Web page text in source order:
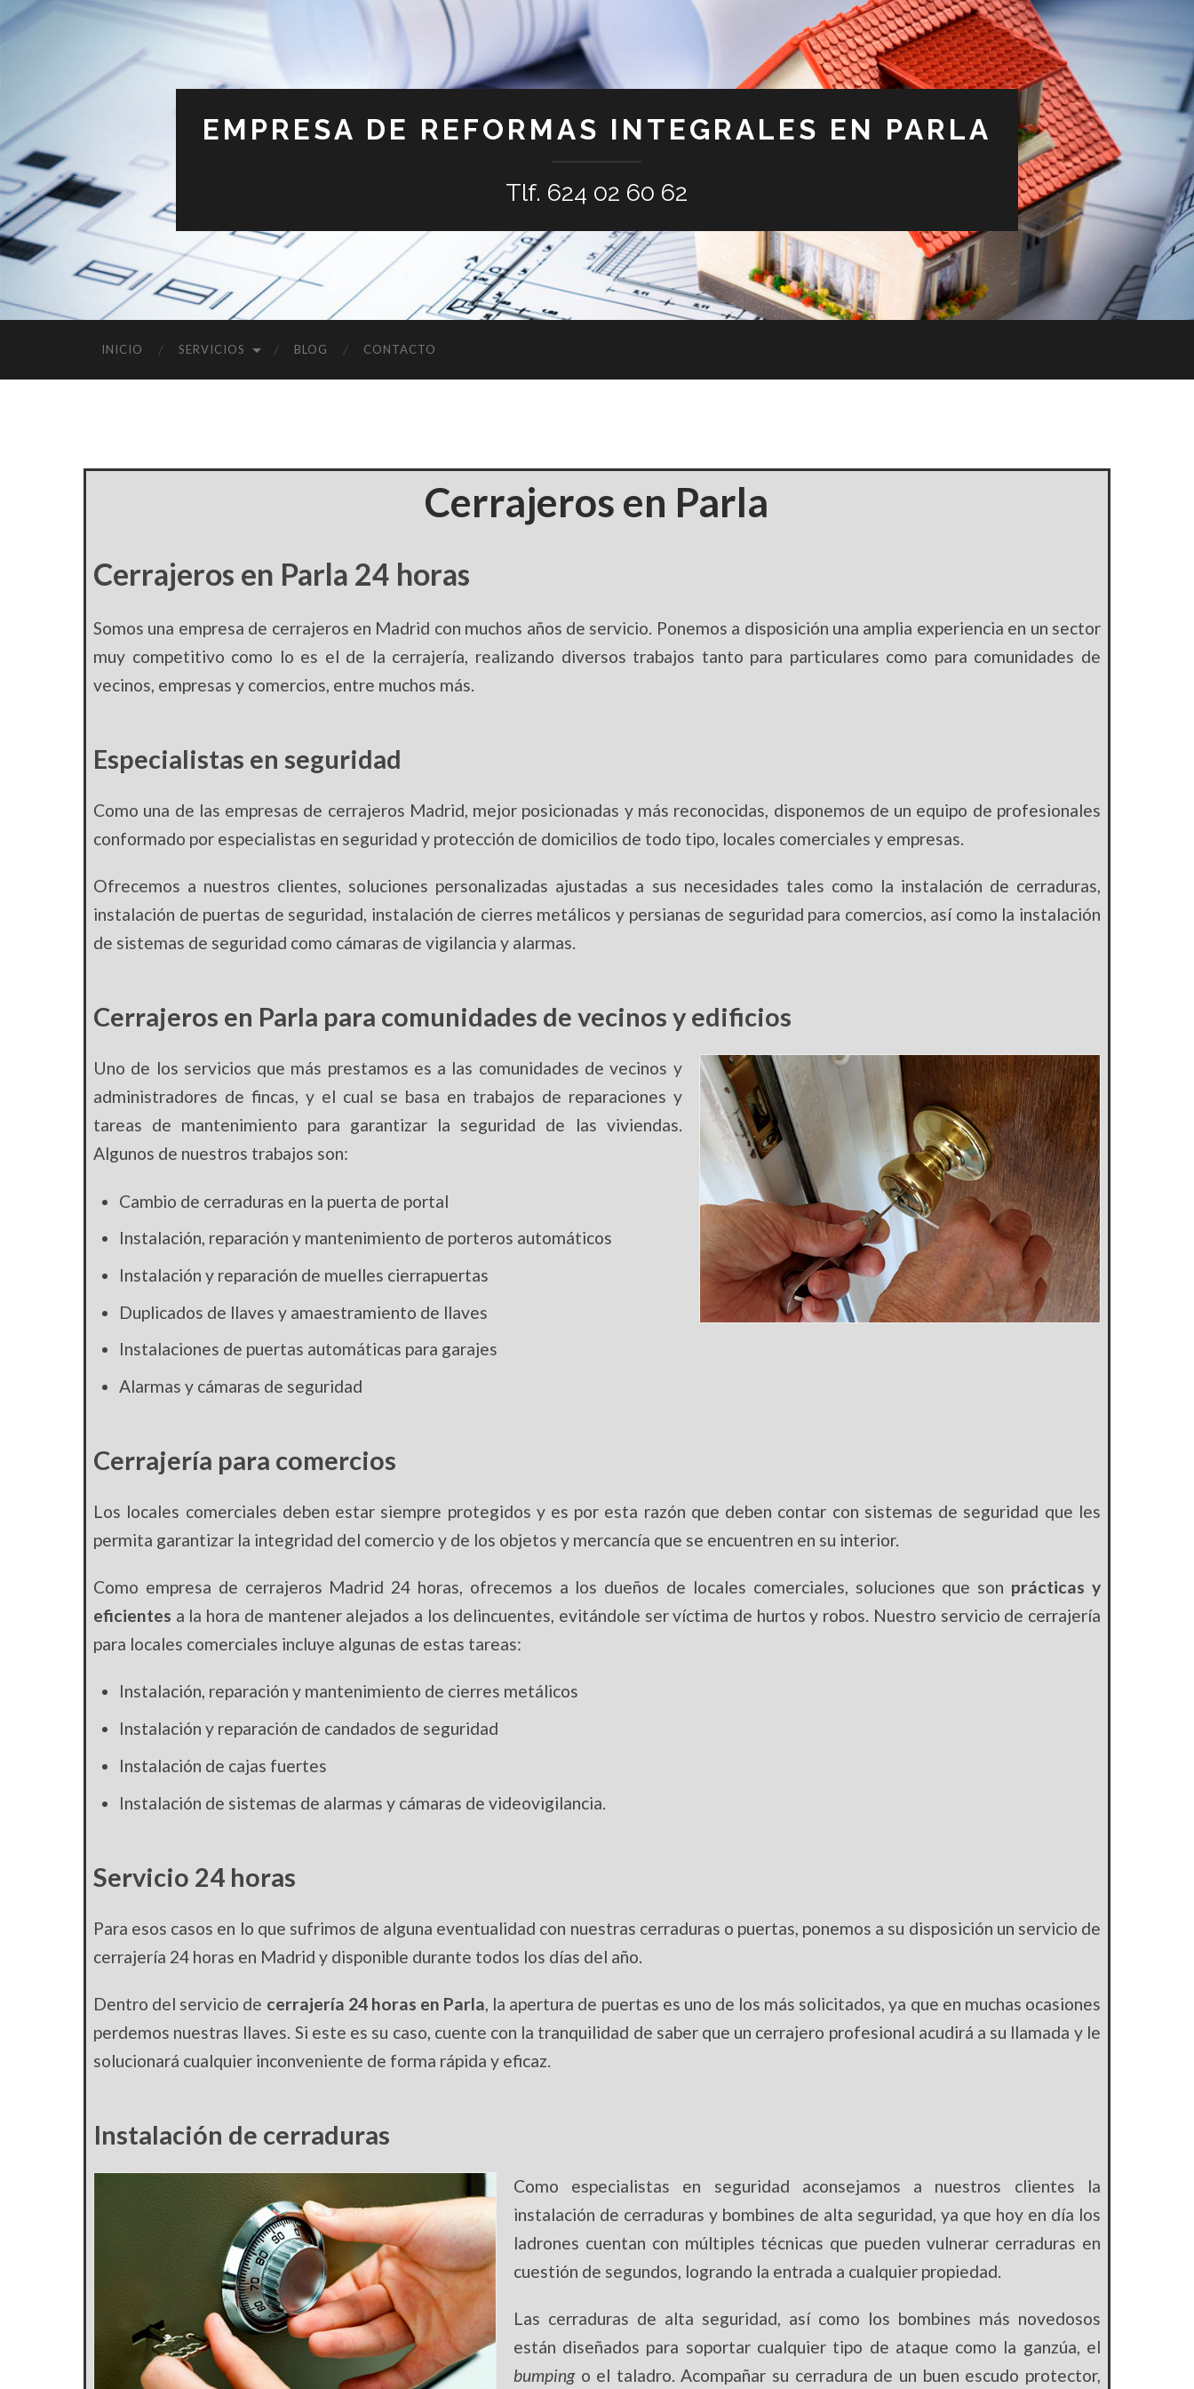
EMPRESA DE REFORMAS INTEGRALES EN PARLA
Tlf. 624 02 60 62
INICIO SERVICIOS BLOG CONTACTO
Cerrajeros en Parla
Cerrajeros en Parla 24 horas
Somos una empresa de cerrajeros en Madrid con muchos años de servicio. Ponemos a disposición una amplia experiencia en un sector
muy competitivo como lo es el de la cerrajería, realizando diversos trabajos tanto para particulares como para comunidades de
vecinos, empresas y comercios, entre muchos más.
Especialistas en seguridad
Como una de las empresas de cerrajeros Madrid, mejor posicionadas y más reconocidas, disponemos de un equipo de profesionales
conformado por especialistas en seguridad y protección de domicilios de todo tipo, locales comerciales y empresas.
Ofrecemos a nuestros clientes, soluciones personalizadas ajustadas a sus necesidades tales como la instalación de cerraduras,
instalación de puertas de seguridad, instalación de cierres metálicos y persianas de seguridad para comercios, así como la instalación
de sistemas de seguridad como cámaras de vigilancia y alarmas.
Cerrajeros en Parla para comunidades de vecinos y edificios
Uno de los servicios que más prestamos es a las comunidades de vecinos y
administradores de fincas, y el cual se basa en trabajos de reparaciones y
tareas de mantenimiento para garantizar la seguridad de las viviendas.
Algunos de nuestros trabajos son:
Cambio de cerraduras en la puerta de portal
Instalación, reparación y mantenimiento de porteros automáticos
Instalación y reparación de muelles cierrapuertas
Duplicados de llaves y amaestramiento de llaves
Instalaciones de puertas automáticas para garajes
Alarmas y cámaras de seguridad
Cerrajería para comercios
Los locales comerciales deben estar siempre protegidos y es por esta razón que deben contar con sistemas de seguridad que les
permita garantizar la integridad del comercio y de los objetos y mercancía que se encuentren en su interior.
Como empresa de cerrajeros Madrid 24 horas, ofrecemos a los dueños de locales comerciales, soluciones que son prácticas y
eficientes a la hora de mantener alejados a los delincuentes, evitándole ser víctima de hurtos y robos. Nuestro servicio de cerrajería
para locales comerciales incluye algunas de estas tareas:
Instalación, reparación y mantenimiento de cierres metálicos
Instalación y reparación de candados de seguridad
Instalación de cajas fuertes
Instalación de sistemas de alarmas y cámaras de videovigilancia.
Servicio 24 horas
Para esos casos en lo que sufrimos de alguna eventualidad con nuestras cerraduras o puertas, ponemos a su disposición un servicio de
cerrajería 24 horas en Madrid y disponible durante todos los días del año.
Dentro del servicio de cerrajería 24 horas en Parla, la apertura de puertas es uno de los más solicitados, ya que en muchas ocasiones
perdemos nuestras llaves. Si este es su caso, cuente con la tranquilidad de saber que un cerrajero profesional acudirá a su llamada y le
solucionará cualquier inconveniente de forma rápida y eficaz.
Instalación de cerraduras
Como especialistas en seguridad aconsejamos a nuestros clientes la
instalación de cerraduras y bombines de alta seguridad, ya que hoy en día los
ladrones cuentan con múltiples técnicas que pueden vulnerar cerraduras en
cuestión de segundos, logrando la entrada a cualquier propiedad.
Las cerraduras de alta seguridad, así como los bombines más novedosos
están diseñados para soportar cualquier tipo de ataque como la ganzúa, el
bumpingo el taladro. Acompañar su cerradura de un buen escudo protector,